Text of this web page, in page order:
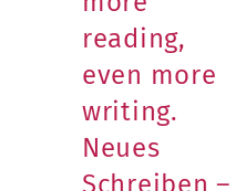
reading,
even more
writing.
Neues
Schreiben –